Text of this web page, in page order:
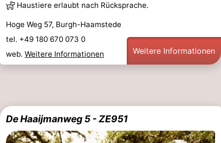
Haustiere erlaubt nach Rücksprache.
Hoge Weg 57, Burgh-Haamstede
tel. +49 180 670 073 0
web. Weitere Informationen Weitere Informationen
De Haaijmanweg 5 - ZE951